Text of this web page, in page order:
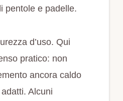
pentole e padelle.
d’uso. Qui
pratico: non
ancora caldo
Alcuni